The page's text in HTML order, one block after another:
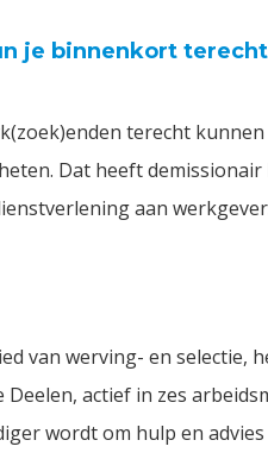
je binnenkort
terecht
Dat heeft
aan
van werving- en selectie,
actief in zes
wordt om hulp en